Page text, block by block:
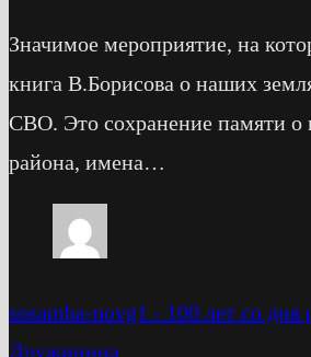
Значимое мероприятие, на
книга В.Борисова о наших
СВО. Это сохранение памяти о
района, имена…
sosamba-novg1 - 100 лет со
Дружинина